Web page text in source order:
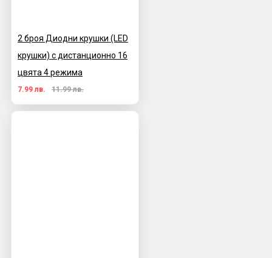
2 броя Диодни крушки (LED
крушки) с дистанционно 16
цвята 4 режима
7.99 лв. 11.99 лв.